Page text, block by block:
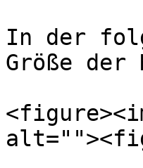
In der
Größe der